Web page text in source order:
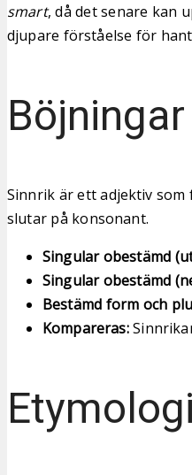
smart, då det senare kan
djupare förståelse för
Sinnrik är ett adjektiv
slutar på konsonant.
Singular obestämd
Singular obestämd
Bestämd form och
Kompareras: